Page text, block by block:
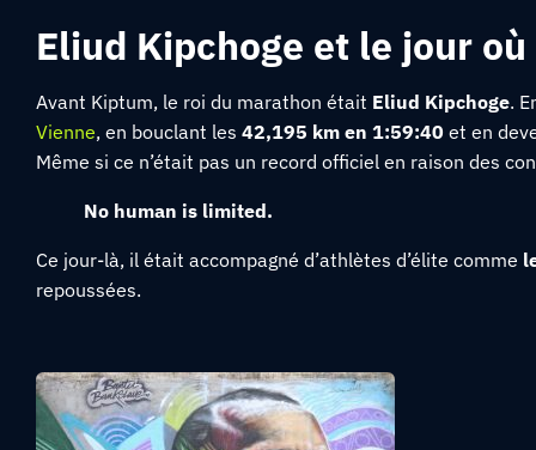
Eliud Kipchoge et le jour
Avant Kiptum, le roi du marathon était Eliud Kipchoge.
Vienne, en bouclant les 42,195 km en 1:59:40 et en
Même si ce n’était pas un record officiel en raison des
No human is limited.
Ce jour-là, il était accompagné d’athlètes d’élite comme
repoussées.